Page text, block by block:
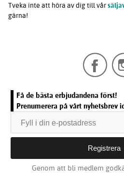
Tveka inte att höra av dig till vår
gärna!
Få de bästa erbjudandena först!
Prenumerera på vårt nyhetsbrev
Genom att bli medlem